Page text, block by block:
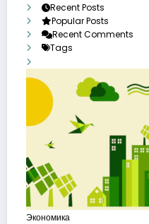
Recent Posts
Popular Posts
Recent Comments
Tags
Экономика